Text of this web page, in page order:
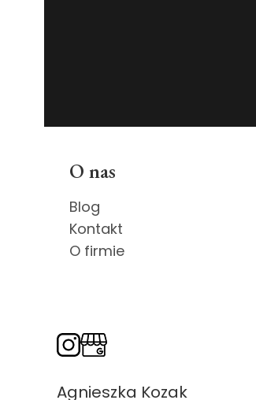
Linki w stopce
O nas
Blog
Kontakt
O firmie
Agnieszka Kozak